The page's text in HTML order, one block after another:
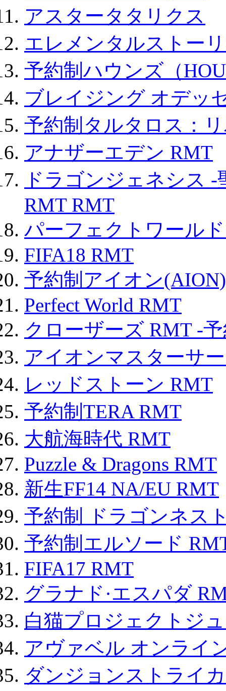
アスタータタリクス
エレメンタルストー
予約制ハウンズ（
ブレイジング オデッ
予約制タルタロス：
アナザーエデン RMT
ドラゴンジェネシス
RMT RMT
パーフェクトワール
FIFA18 RMT
予約制アイオン
Perfect World RMT
クローザーズ RMT -
アイオンマスターサ
レッドストーン RMT
予約制TERA RMT
大航海時代 RMT
Puzzle & Dragons RMT
新生FF14 NA/EU RMT
予約制 ドラゴンネス
予約制エルソード
FIFA17 RMT
グラナド·エスパダ
白猫プロジェクトジ
アヴァベル オンライ
ダンジョンストライ